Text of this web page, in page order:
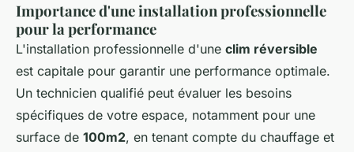
Importance d'une installation professionnelle
pour la performance
L'installation professionnelle d'une clim réversible
est capitale pour garantir une performance optimale.
Un technicien qualifié peut évaluer les besoins
spécifiques de votre espace, notamment pour une
surface de 100m2, en tenant compte du chauffage et